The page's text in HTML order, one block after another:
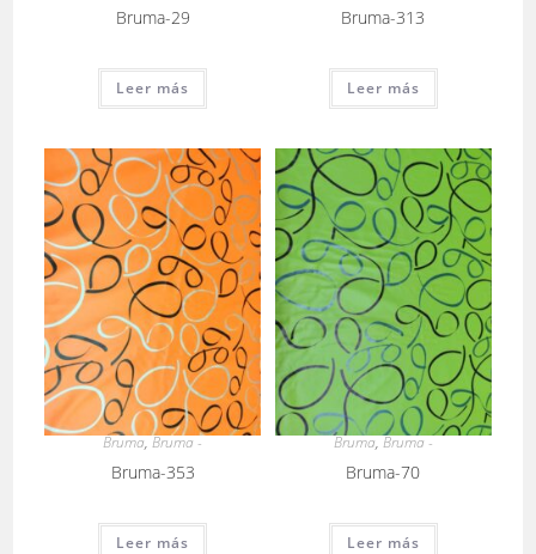
Bruma-29
Leer más
Bruma-313
Leer más
Bruma,Bruma -
Bruma-353
Leer más
Bruma,Bruma -
Bruma-70
Leer más